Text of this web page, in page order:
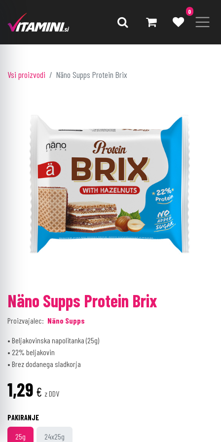
0
Vsi proizvodi Näno Supps Protein Brix
Näno Supps Protein Brix
Proizvajalec: Näno Supps
• Beljakovinska napolitanka (25g)
• 22% beljakovin
• Brez dodanega sladkorja
1,29 € z DDV
PAKIRANJE
25g 24x25g